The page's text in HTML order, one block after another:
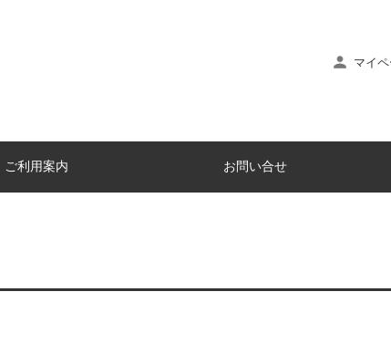
マイ
ご利用案内 お問い合せ